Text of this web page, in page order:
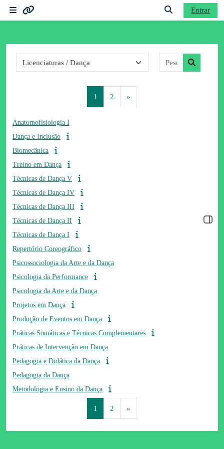
Ir para o conteúdo principal
Ligações
Moodle community
Alternar a
Entrar
Abrir
Pesquisar
Pesquisar
1 Página 1
2 Página 2
»
Anatomofisiologia I
Dança e Inclusão
Biomecânica
Treino em Dança
Técnicas de Dança V
Técnicas de Dança IV
Técnicas de Dança III
Técnicas de Dança II
Técnicas de Dança I
Repertório Coreográfico
Psicossociologia da Arte e da Dança
Psicologia da Performance
Psicologia da Arte e da Dança
Projetos em Dança
Produção de Eventos em Dança
Práticas Somáticas e Técnicas Complementares
Práticas de Intervenção em Dança
Pedagogia e Didática da Dança
Pedagogia da Dança
Metodologia e Ensino da Dança
1 Página 1
2 Página 2
»